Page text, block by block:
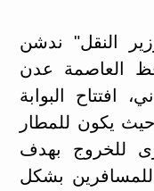
النقل" ندشن
العاصمة عدن
افتتاح البوابة
يكون للمطار
للخروج بهدف
بشكل